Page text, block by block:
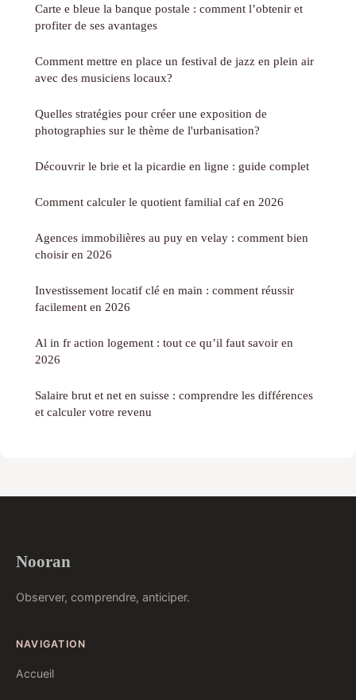
Carte e bleue la banque postale : comment l’obtenir et
profiter de ses avantages
Comment mettre en place un festival de jazz en plein air
avec des musiciens locaux?
Quelles stratégies pour créer une exposition de
photographies sur le thème de l'urbanisation?
Découvrir le brie et la picardie en ligne : guide complet
Comment calculer le quotient familial caf en 2026
Agences immobilières au puy en velay : comment bien
choisir en 2026
Investissement locatif clé en main : comment réussir
facilement en 2026
Al in fr action logement : tout ce qu’il faut savoir en
2026
Salaire brut et net en suisse : comprendre les différences
et calculer votre revenu
Nooran
Observer, comprendre, anticiper.
NAVIGATION
Accueil